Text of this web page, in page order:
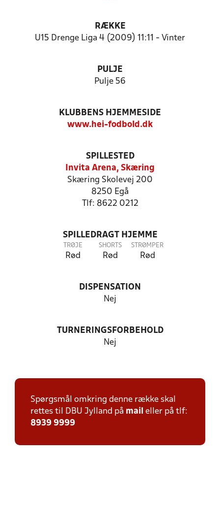
RÆKKE
U15 Drenge Liga 4 (2009) 11:11 - Vinter
PULJE
Pulje 56
KLUBBENS HJEMMESIDE
www.hei-fodbold.dk
SPILLESTED
Invita Arena, Skæring
Skæring Skolevej 200
8250 Egå
Tlf: 8622 0212
SPILLEDRAGT HJEMME
TRØJE
Rød
SHORTS
Rød
STRØMPER
Rød
DISPENSATION
Nej
TURNERINGSFORBEHOLD
Nej
Spørgsmål omkring denne række skal
rettes til DBU Jylland på mail eller på tlf:
8939 9999